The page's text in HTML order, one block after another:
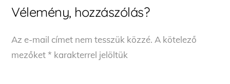
Vélemény, hozzászólás?
Az e-mail címet nem tesszük közzé. A kötelező
mezőket* karakterrel jelöltük